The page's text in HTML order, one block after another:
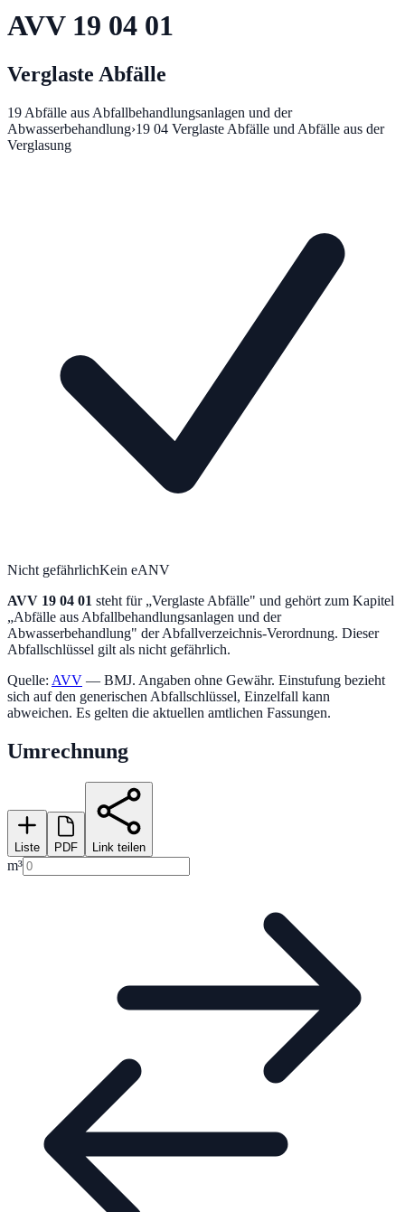
AVV 19 04 01
Verglaste Abfälle
19 Abfälle aus Abfallbehandlungsanlagen und der
Abwasserbehandlung›19 04 Verglaste Abfälle und Abfälle aus der
Verglasung
Nicht gefährlichKein eANV
AVV 19 04 01 steht für „Verglaste Abfälle" und gehört zum Kapitel
„Abfälle aus Abfallbehandlungsanlagen und der
Abwasserbehandlung" der Abfallverzeichnis-Verordnung. Dieser
Abfallschlüssel gilt als nicht gefährlich.
Quelle: AVV — BMJ. Angaben ohne Gewähr. Einstufung bezieht
sich auf den generischen Abfallschlüssel, Einzelfall kann
abweichen. Es gelten die aktuellen amtlichen Fassungen.
Umrechnung
Liste PDF Link teilen
m³